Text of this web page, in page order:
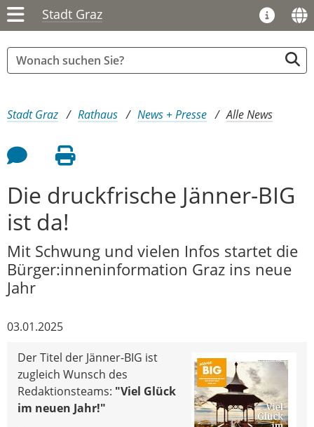
Stadt Graz
Sie sind hier:
Stadt Graz Rathaus News + Presse Alle News
Feedback an Autor
Seite drucken
Die druckfrische Jänner-BIG
ist da!
Mit Schwung und vielen Infos startet die
Bürger:inneninformation Graz ins neue
Jahr
03.01.2025
Der Titel der Jänner-BIG ist
zugleich Wunsch des
Redaktionsteams: "Viel Glück
im neuen Jahr!"